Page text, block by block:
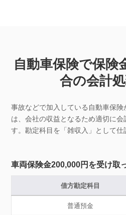
自動車保険で保険
合の会計
事故などで加入している自動車保
は、会社の収益となるため適切に会
す。勘定科目を「雑収入」として仕
車両保険金200,000円を受け取
借方勘定科目
普通預金